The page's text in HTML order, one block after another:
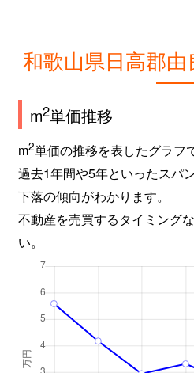
和歌山県日高郡
m2単価推移
m2単価の推移を表したグラフ
過去1年間や5年といったスパ
下落の傾向がわかります。
不動産を売買するタイミング
い。